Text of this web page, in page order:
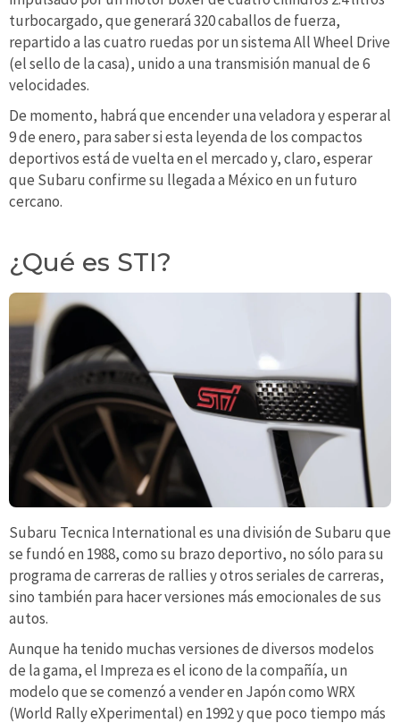
turbocargado, que generará 320 caballos de fuerza,
repartido a las cuatro ruedas por un sistema All Wheel Drive
(el sello de la casa), unido a una transmisión manual de 6
velocidades.
De momento, habrá que encender una veladora y esperar al
9 de enero, para saber si esta leyenda de los compactos
deportivos está de vuelta en el mercado y, claro, esperar
que Subaru confirme su llegada a México en un futuro
cercano.
¿Qué es STI?
Subaru Tecnica International es una división de Subaru que
se fundó en 1988, como su brazo deportivo, no sólo para su
programa de carreras de rallies y otros seriales de carreras,
sino también para hacer versiones más emocionales de sus
autos.
Aunque ha tenido muchas versiones de diversos modelos
de la gama, el Impreza es el icono de la compañía, un
modelo que se comenzó a vender en Japón como WRX
(World Rally eXperimental) en 1992 y que poco tiempo más